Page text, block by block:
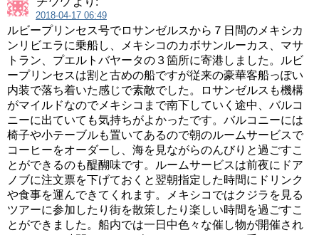
2018-04-17 06:49
ルビープリンセス号でロサンゼルスから７日間のメキシカ
ンリビエラに乗船し、メキシコのカボサンルーカス、マサ
トラン、プエルトバヤータの３箇所に寄港しました。ルビ
ープリンセスは割と古めの船ですが従来の豪華客船っぽい
内装で落ち着いた感じで素敵でした。ロサンゼルスも機構
がマイルドなのでメキシコまで南下していく途中、バルコ
ニーに出ていても気持ちがよかったです。バルコニーには
椅子や小テーブルも置いてあるので朝のルームサービスで
コーヒーをオーダーし、海を見ながらのんびりと過ごすこ
とができるのも醍醐味です。ルームサービスは前夜にドア
ノブに注文票を下げておくと翌朝指定した時間にドリンク
や食事を運んできてくれます。メキシコではクジラを見る
ツアーに参加したり街を散策したり楽しい時間を過ごすこ
とができました。船内では一日中色々な催し物が開催され